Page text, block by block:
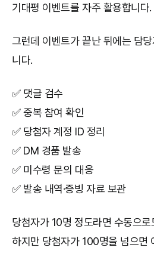
기대평 이벤트를 자주 활용합니다.
그런데 이벤트가 끝난 뒤에는 담
니다.
✅ 댓글 검수
✅ 중복 참여 확인
✅ 당첨자 계정 ID 정리
✅ DM 경품 발송
✅ 미수령 문의 대응
✅ 발송 내역·증빙 자료 보관
당첨자가 10명 정도라면 수동으
하지만 당첨자가 100명을 넘으면